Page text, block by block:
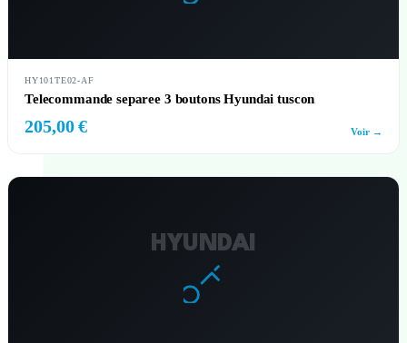
HY101TE02-AF
Telecommande separee 3 boutons Hyundai tuscon
205,00 € Voir →
HYUNDAI